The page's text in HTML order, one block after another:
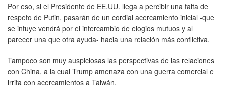
Por eso, si el Presidente de EE.UU. llega a percibir una falta de
respeto de Putin, pasarán de un cordial acercamiento inicial -que
se intuye vendrá por el intercambio de elogios mutuos y al
parecer una que otra ayuda- hacia una relación más conflictiva.
Tampoco son muy auspiciosas las perspectivas de las relaciones
con China, a la cual Trump amenaza con una guerra comercial e
irrita con acercamientos a Taiwán.